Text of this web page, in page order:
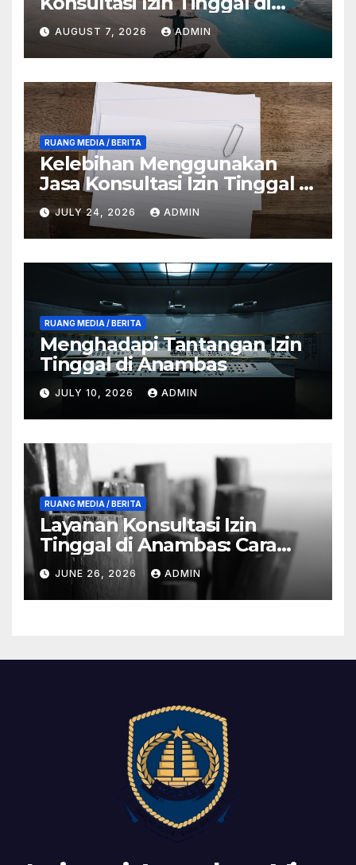
Anambas
AUGUST 7, 2026 ADMIN
RUANG MEDIA / BERITA
Kelebihan Menggunakan
Jasa Konsultasi Izin Tinggal di
Anambas
JULY 24, 2026 ADMIN
RUANG MEDIA / BERITA
Menghadapi Tantangan Izin
Tinggal di Anambas
JULY 10, 2026 ADMIN
RUANG MEDIA / BERITA
Layanan Konsultasi Izin
Tinggal di Anambas: Cara
dan Manfaat
JUNE 26, 2026 ADMIN